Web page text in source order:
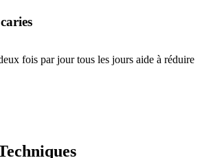
fois par jour tous les jours aide à réduire